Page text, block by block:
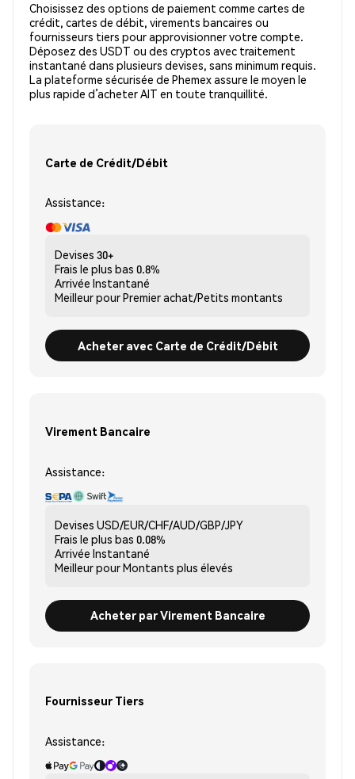
Choisissez des options de paiement comme cartes de
crédit, cartes de débit, virements bancaires ou
fournisseurs tiers pour approvisionner votre compte.
Déposez des USDT ou des cryptos avec traitement
instantané dans plusieurs devises, sans minimum requis.
La plateforme sécurisée de Phemex assure le moyen le
plus rapide d’acheter AIT en toute tranquillité.
Carte de Crédit/Débit
Assistance:
Devises 30+
Frais le plus bas 0.8%
Arrivée Instantané
Meilleur pourPremier achat/Petits montants
Acheter avec Carte de Crédit/Débit
Virement Bancaire
Assistance:
Devises USD/EUR/CHF/AUD/GBP/JPY
Frais le plus bas 0.08%
Arrivée Instantané
Meilleur pourMontants plus élevés
Acheter par Virement Bancaire
Fournisseur Tiers
Assistance: